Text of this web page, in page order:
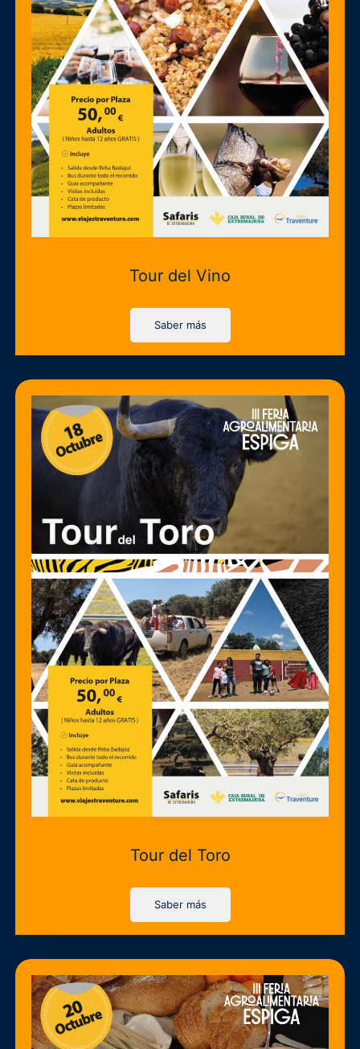
Tour del Vino
Saber más
Tour del Toro
Saber más